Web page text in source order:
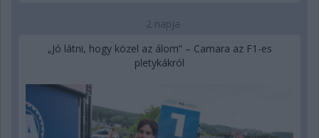
2 napja
„Jó látni, hogy közel az álom” – Camara az F1-es
pletykákról